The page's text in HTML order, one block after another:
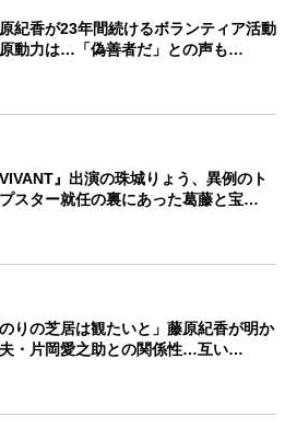
紀香が23年間続けるボランティア活動
動力は…「偽善者だ」との声も…
VIVANT』出演の珠城りょう、異例のト
スター就任の裏にあった葛藤と宝…
のりの芝居は観たいと」藤原紀香が明か
・片岡愛之助との関係性…互い…